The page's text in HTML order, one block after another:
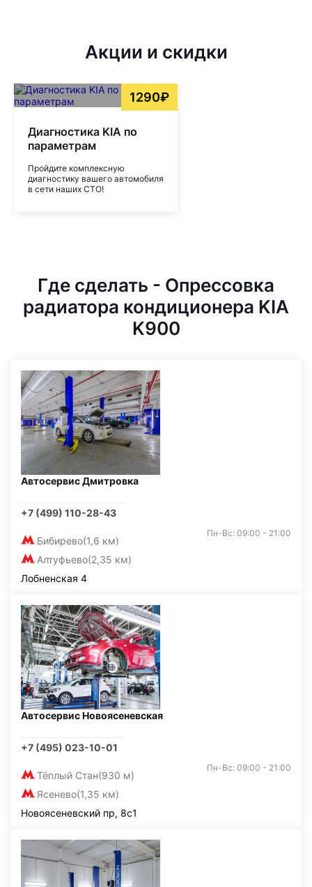
Акции и скидки
1290₽
Диагностика KIA по
параметрам
Пройдите комплексную
диагностику вашего автомобиля
в сети наших СТО!
Где сделать - Опрессовка
радиатора кондиционера KIA
K900
Автосервис Дмитровка
+7 (499) 110-28-43
Бибирево(1,6 км)
Алтуфьево(2,35 км)
Пн-Вс: 09:00 - 21:00
Лобненская 4
Автосервис Новоясеневская
+7 (495) 023-10-01
Тёплый Стан(930 м)
Ясенево(1,35 км)
Пн-Вс: 09:00 - 21:00
Новоясеневский пр, 8с1